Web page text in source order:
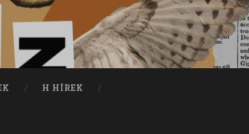
H HÍREK